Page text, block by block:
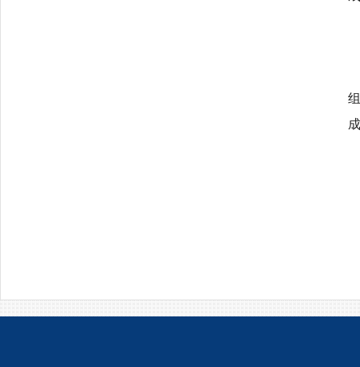
组 长：张
成 员：陈